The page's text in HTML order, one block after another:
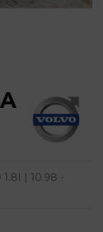
| 10.98 -